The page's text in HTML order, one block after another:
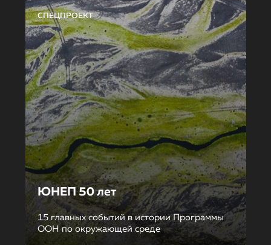
СПЕЦПРОЕКТ
ЮНЕП 50 лет
15 главных событий в истории Программы
ООН по окружающей среде